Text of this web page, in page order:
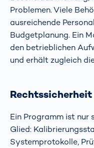
Problemen. Viele
ausreichende
Budgetplanung. Ein
den betrieblichen
und erhält zugleich
Ein Programm ist nur
Glied:
Systemprotokolle,